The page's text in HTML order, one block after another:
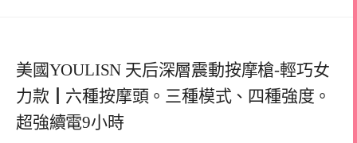
美國YOULISN 天后深層震動按摩槍-輕巧女
力款┃六種按摩頭。三種模式、四種強度。
超強續電9小時